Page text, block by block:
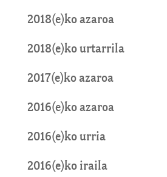
2018(e)ko azaroa
2018(e)ko urtarrila
2017(e)ko azaroa
2016(e)ko azaroa
2016(e)ko urria
2016(e)ko iraila